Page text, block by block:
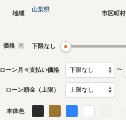
生産モデル
ミニクロスオーバーのカタログを見る
地域
山梨県
市区町村
価格 下限なし
ローン月々支払い価格 〜
ローン頭金（上限）
本体色